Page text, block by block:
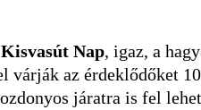
Kisvasút Nap, igaz, a
az érdeklődőket
járatra is fel